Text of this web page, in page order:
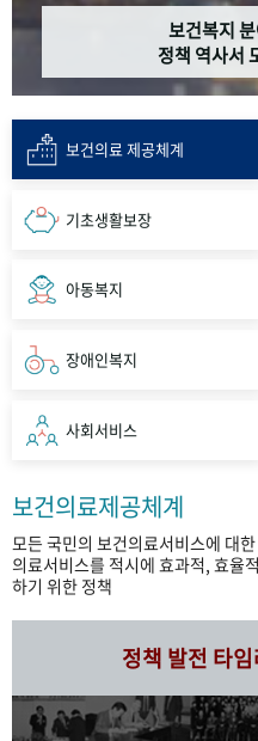
보건복지
정책 역사서
보건의료 제공체계
기초생활보장
아동복지
장애인복지
사회서비스
보건의료제공체계
모든 국민의 보건의료서비스에 대
의료서비스를 적시에 효과적, 효율
하기 위한 정책
정책 발전 타